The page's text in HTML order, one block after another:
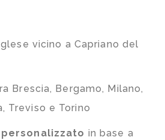
vicino a Capriano del
Brescia, Bergamo, Milano,
Treviso e Torino
personalizzato in base a